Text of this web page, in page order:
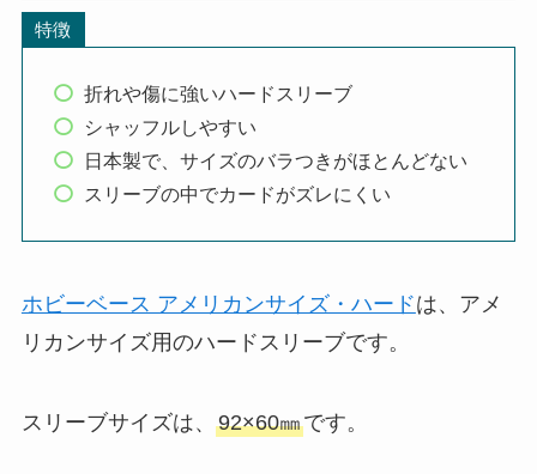
特徴
折れや傷に強いハードスリーブ
シャッフルしやすい
日本製で、サイズのバラつきがほとんどない
スリーブの中でカードがズレにくい
ホビーベース アメリカンサイズ・ハードは、アメ
リカンサイズ用のハードスリーブです。
スリーブサイズは、 92×60㎜です。